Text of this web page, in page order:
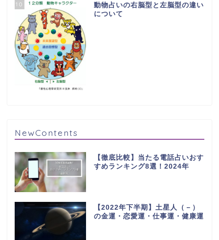
10
動物占いの右脳型と左脳型の違い
について
NewContents
【徹底比較】当たる電話占いおす
すめランキング8選！2024年
【2022年下半期】土星人（－）
の金運・恋愛運・仕事運・健康運